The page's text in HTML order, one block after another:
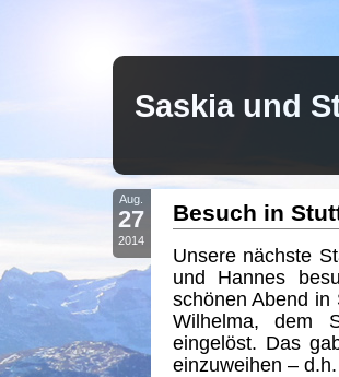
Saskia und
Aug.
27
2014
Besuch in
Unsere nächste
und Hannes
schönen Abend
Wilhelma, dem
eingelöst. Das
einzuweihen –